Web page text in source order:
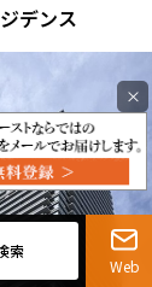
索
Web
321-719
（水曜定休）
月 1.0ヶ月
お問合せ
デンス
×